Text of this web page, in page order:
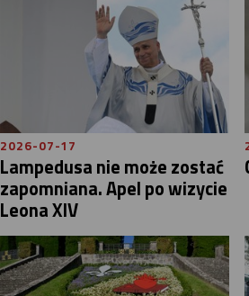
2026-07-17
Lampedusa nie może zostać
zapomniana. Apel po wizycie
Leona XIV